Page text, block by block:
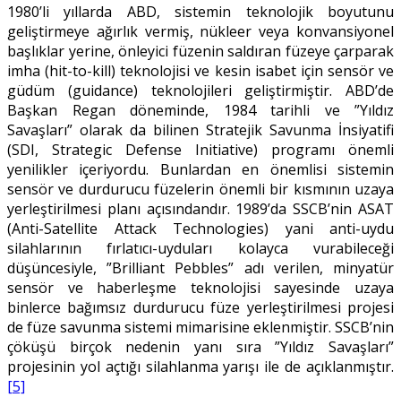
1980’li yıllarda ABD, sistemin teknolojik boyutunu
geliştirmeye ağırlık vermiş, nükleer veya konvansiyonel
başlıklar yerine, önleyici füzenin saldıran füzeye çarparak
imha (hit-to-kill) teknolojisi ve kesin isabet için sensör ve
güdüm (guidance) teknolojileri geliştirmiştir. ABD’de
Başkan Regan döneminde, 1984 tarihli ve ”Yıldız
Savaşları” olarak da bilinen Stratejik Savunma İnsiyatifi
(SDI, Strategic Defense Initiative) programı önemli
yenilikler içeriyordu. Bunlardan en önemlisi sistemin
sensör ve durdurucu füzelerin önemli bir kısmının uzaya
yerleştirilmesi planı açısındandır. 1989’da SSCB’nin ASAT
(Anti-Satellite Attack Technologies) yani anti-uydu
silahlarının fırlatıcı-uyduları kolayca vurabileceği
düşüncesiyle, ”Brilliant Pebbles” adı verilen, minyatür
sensör ve haberleşme teknolojisi sayesinde uzaya
binlerce bağımsız durdurucu füze yerleştirilmesi projesi
de füze savunma sistemi mimarisine eklenmiştir. SSCB’nin
çöküşü birçok nedenin yanı sıra ”Yıldız Savaşları”
projesinin yol açtığı silahlanma yarışı ile de açıklanmıştır.
[5]